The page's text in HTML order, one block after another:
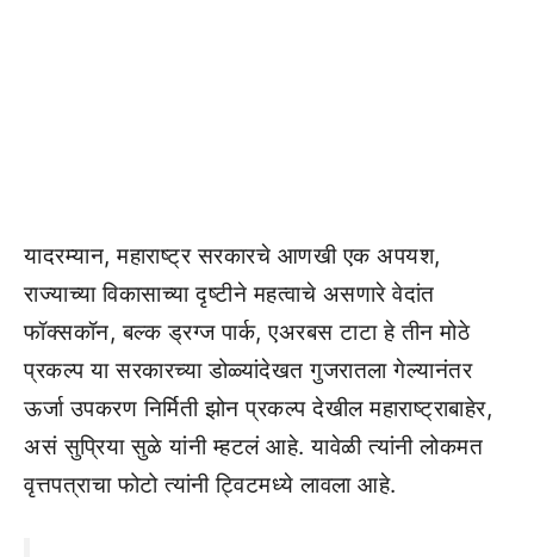
यादरम्यान, महाराष्ट्र सरकारचे आणखी एक अपयश,
राज्याच्या विकासाच्या दृष्टीने महत्वाचे असणारे वेदांत
फॉक्सकॉन, बल्क ड्रग्ज पार्क, एअरबस टाटा हे तीन मोठे
प्रकल्प या सरकारच्या डोळ्यांदेखत गुजरातला गेल्यानंतर
ऊर्जा उपकरण निर्मिती झोन प्रकल्प देखील महाराष्ट्राबाहेर,
असं सुप्रिया सुळे यांनी म्हटलं आहे. यावेळी त्यांनी लोकमत
वृत्तपत्राचा फोटो त्यांनी ट्विटमध्ये लावला आहे.